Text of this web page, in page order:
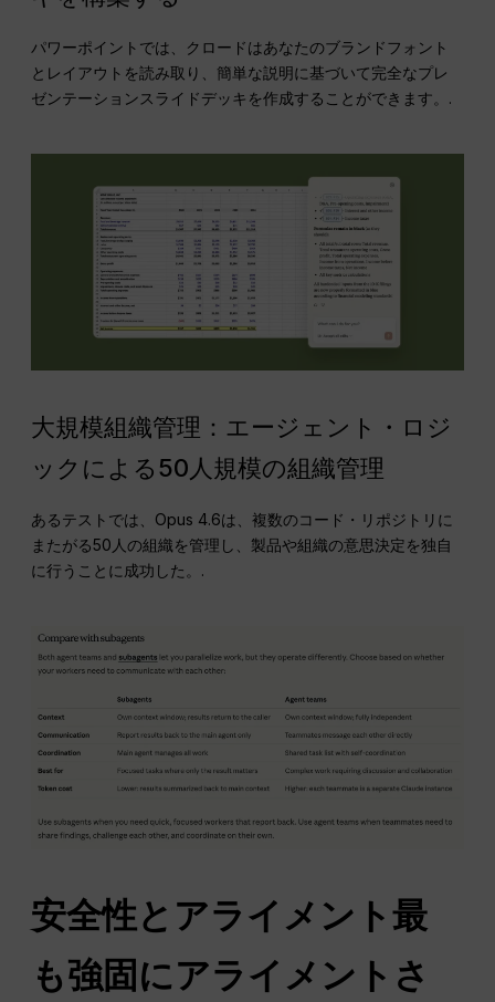
パワーポイントでは、クロードはあなたのブランドフォント
とレイアウトを読み取り、簡単な説明に基づいて完全なプレ
ゼンテーションスライドデッキを作成することができます。.
大規模組織管理：エージェント・ロジ
ックによる50人規模の組織管理
あるテストでは、Opus 4.6は、複数のコード・リポジトリに
またがる50人の組織を管理し、製品や組織の意思決定を独自
に行うことに成功した。.
安全性とアライメント最
も強固にアライメントさ